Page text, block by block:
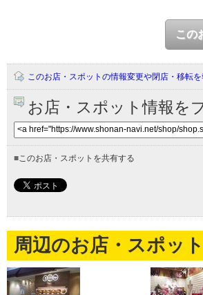
この
このお店・スポットの情報変更や閉店・移転
お店・スポット情報を
■ このお店・スポットを共有する
周辺のお店・スポット